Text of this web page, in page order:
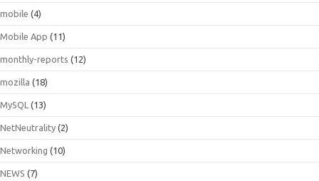
mobile (4)
Mobile App (11)
monthly-reports (12)
mozilla (18)
MySQL (13)
NetNeutrality (2)
Networking (10)
NEWS (7)